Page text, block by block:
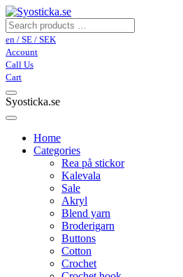
en / SE / SEK
Account
Call Us
Cart
Syosticka.se
Home
Categories
Rea på stickor
Kalevala
Sale
Akryl
Blend yarn
Broderigarn
Buttons
Cotton
Crochet